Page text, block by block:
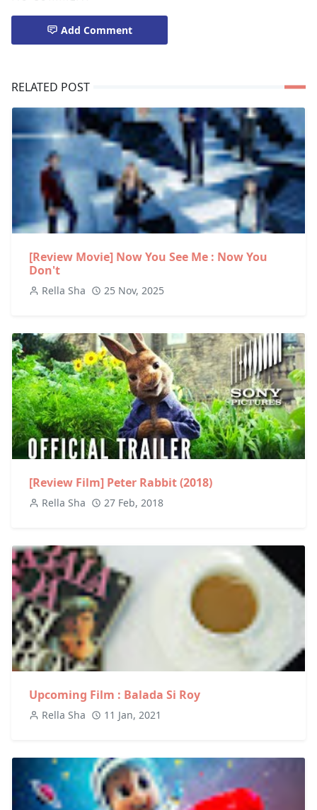
Add Comment
RELATED POST
[Review Movie] Now You See Me : Now You
Don't
Rella Sha 25 Nov, 2025
[Review Film] Peter Rabbit (2018)
Rella Sha 27 Feb, 2018
Upcoming Film : Balada Si Roy
Rella Sha 11 Jan, 2021